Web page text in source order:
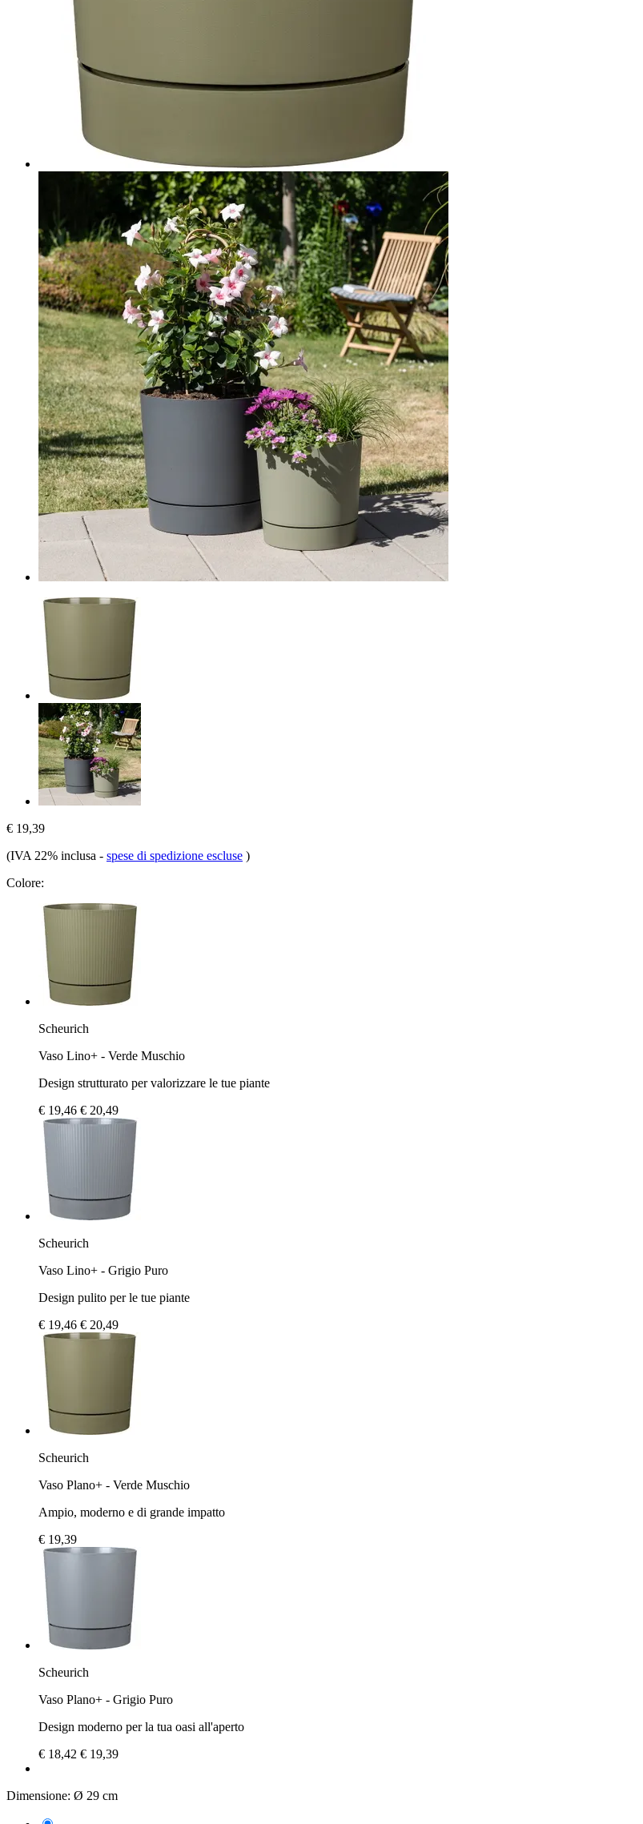
€ 19,39
(IVA 22% inclusa - spese di spedizione escluse )
Colore:
Scheurich
Vaso Lino+ - Verde Muschio
Design strutturato per valorizzare le tue piante
€ 19,46 € 20,49
Scheurich
Vaso Lino+ - Grigio Puro
Design pulito per le tue piante
€ 19,46 € 20,49
Scheurich
Vaso Plano+ - Verde Muschio
Ampio, moderno e di grande impatto
€ 19,39
Scheurich
Vaso Plano+ - Grigio Puro
Design moderno per la tua oasi all'aperto
€ 18,42 € 19,39
Dimensione: Ø 29 cm